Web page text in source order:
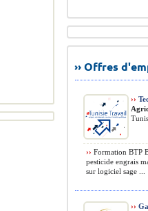
›› Offres
››
›› Formation BTP
pesticide engrais
sur logiciel sage ...
››